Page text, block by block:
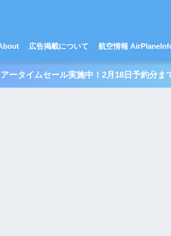
広告掲載について 航空情報
ータイムセール実施中！2月18日予約分ま